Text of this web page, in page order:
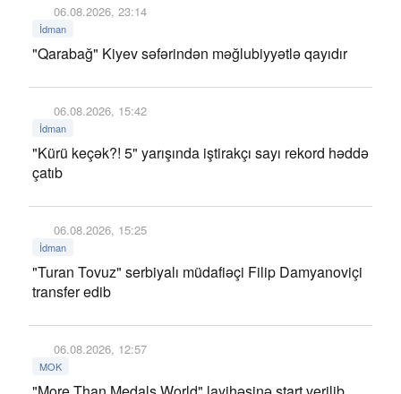
06.08.2026, 23:14
İdman
"Qarabağ" Kiyev səfərindən məğlubiyyətlə qayıdır
06.08.2026, 15:42
İdman
"Kürü keçək?! 5" yarışında iştirakçı sayı rekord həddə
çatıb
06.08.2026, 15:25
İdman
"Turan Tovuz" serbiyalı müdafiəçi Filip Damyanoviçi
transfer edib
06.08.2026, 12:57
MOK